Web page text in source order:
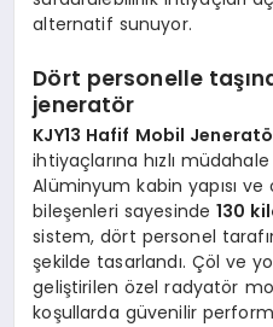
alternatif sunuyor.
Dört personelle
jeneratör
KJY13 Hafif Mobil
ihtiyaçlarına hızlı
Alüminyum kabin yapısı
bileşenleri sayesinde130
sistem, dört personel
şekilde tasarlandı. Çöl ve
geliştirilen özel radyatör
koşullarda güvenilir